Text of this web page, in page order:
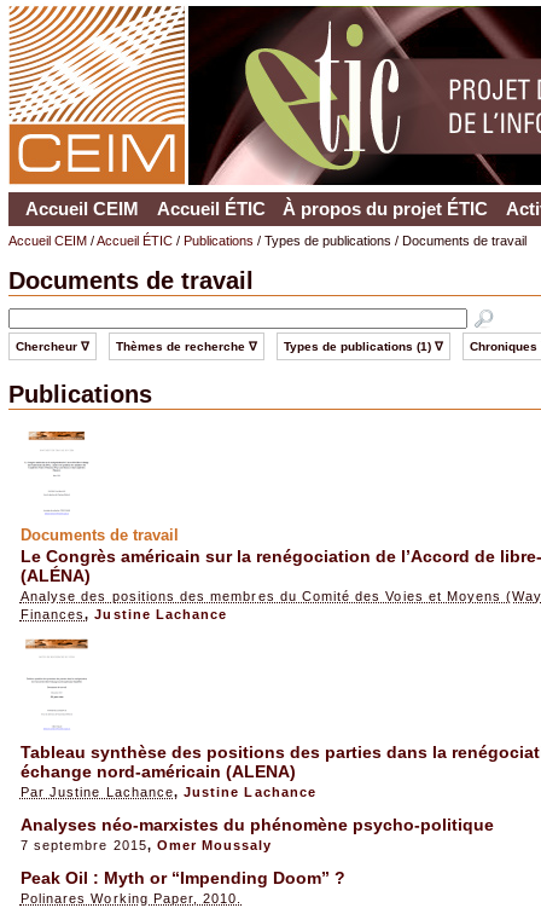
Accueil CEIM Accueil ÉTIC À propos du projet ÉTIC
Accueil CEIM/Accueil ÉTIC/ Publications / Types de publications / Documents de travail
Documents de travail
Chercheur ∇ Thèmes de recherche ∇ Types de publications (1) ∇ Chroniques
Publications
Documents de travail
Le Congrès américain sur la renégociation de l’Accord de
(ALÉNA)
Analyse des positions des membres du Comité des Voies et Moyens
Finances,Justine Lachance
Tableau synthèse des positions des parties dans la
échange nord-américain (ALENA)
Par Justine Lachance,Justine Lachance
Analyses néo-marxistes du phénomène psycho-politique
7 septembre 2015, Omer Moussaly
Peak Oil : Myth or “Impending Doom” ?
Polinares Working Paper, 2010.